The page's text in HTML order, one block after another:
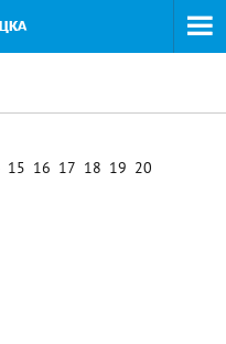
15 16 17 18 19 20